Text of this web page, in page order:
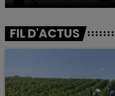
FIL D'ACTUS